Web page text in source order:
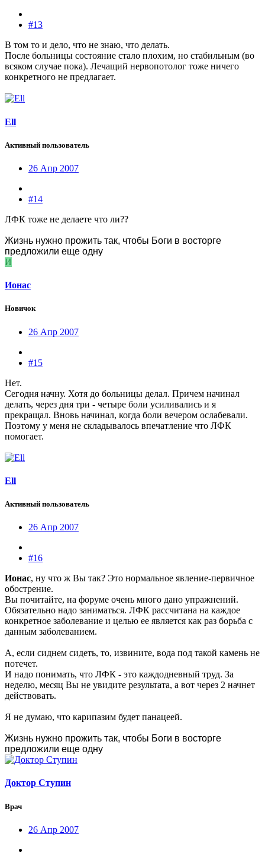
#13
В том то и дело, что не знаю, что делать.
После больницы состояние стало плохим, но стабильным (во
всяком случае пока). Лечащий нервопотолог тоже ничего
конкретного не предлагает.
Ell
Активный пользователь
26 Апр 2007
#14
ЛФК тоже не делаете что ли??
Жизнь нужно прожить так, чтобы Боги в восторге
предложили еще одну
И
Ионас
Новичок
26 Апр 2007
#15
Нет.
Сегодня начну. Хотя до больницы делал. Причем начинал
делать, через дня три - четыре боли усиливались и я
прекращал. Вновь начинал, когда боли вечером ослабевали.
Поэтому у меня не складывалось впечатление что ЛФК
помогает.
Ell
Активный пользователь
26 Апр 2007
#16
Ионас, ну что ж Вы так? Это нормальное явление-первичное
обострение.
Вы почитайте, на форуме очень много дано упражнений.
Обязательно надо заниматься. ЛФК рассчитана на каждое
конкретное заболевание и целью ее является как раз борьба с
данным заболеванием.
А, если сиднем сидеть, то, извините, вода под такой камень не
потечет.
И надо понимать, что ЛФК - это каждодневный труд. За
неделю, месяц Вы не увидите результата, а вот через 2 начнет
действовать.
Я не думаю, что карипазим будет панацеей.
Жизнь нужно прожить так, чтобы Боги в восторге
предложили еще одну
Доктор Ступин
Врач
26 Апр 2007